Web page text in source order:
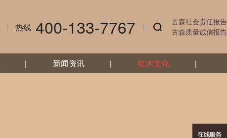
热线400-133-7767
古森社会责任报告
古森质量诚信报告
新闻资讯
红木文化